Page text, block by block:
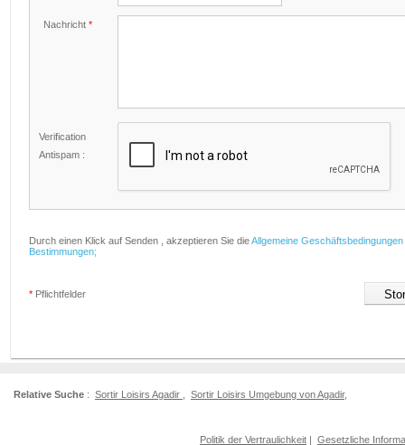
Nachricht *
Verification
Antispam :
Durch einen Klick auf Senden , akzeptieren Sie dieAllgemeine Geschäftsbedingungen
Bestimmungen;
* Pflichtfelder
Relative Suche : Sortir Loisirs Agadir Sortir Loisirs Umgebung von Agadir,
Politik der Vertraulichkeit | Gesetzliche